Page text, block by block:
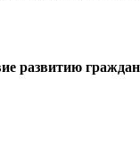
развитию